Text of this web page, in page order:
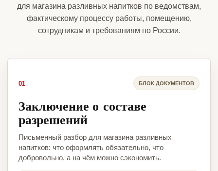
для магазина разливных напитков по ведомствам,
фактическому процессу работы, помещению,
сотрудникам и требованиям по России.
01 БЛОК ДОКУМЕНТОВ
Заключение о составе
разрешений
Письменный разбор для магазина разливных
напитков: что оформлять обязательно, что
добровольно, а на чём можно сэкономить.